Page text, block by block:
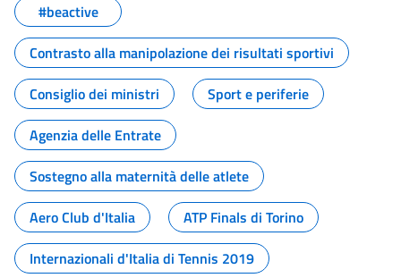
#beactive
Contrasto alla manipolazione dei risultati sportivi
Consiglio dei ministri
Sport e periferie
Agenzia delle Entrate
Sostegno alla maternità delle atlete
Aero Club d'Italia
ATP Finals di Torino
Internazionali d'Italia di Tennis 2019